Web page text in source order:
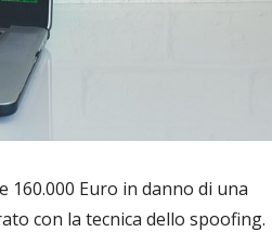
Euro in danno di una
con la tecnica dello spoofing.